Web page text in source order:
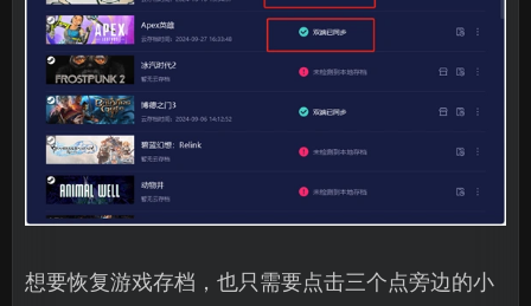
想要恢复游戏存档，也只需要点击三个点旁边的小